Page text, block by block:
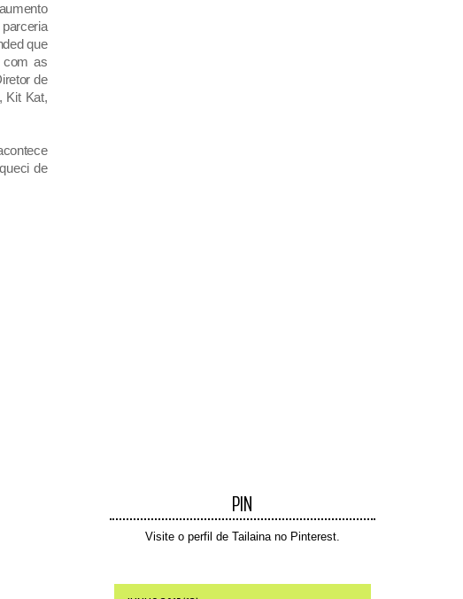
que
com as
de
Kit Kat,
de
PIN
Visite o perfil de Tailaina no Pinterest.